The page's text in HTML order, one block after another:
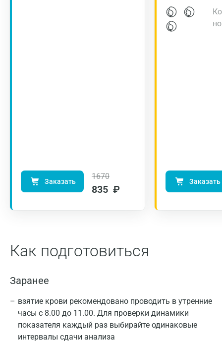
Заказать
1670
835 ₽
Заказать
Как подготовиться
Заранее
взятие крови рекомендовано проводить в утренние
часы с 8.00 до 11.00. Для проверки динамики
показателя каждый раз выбирайте одинаковые
интервалы сдачи анализа